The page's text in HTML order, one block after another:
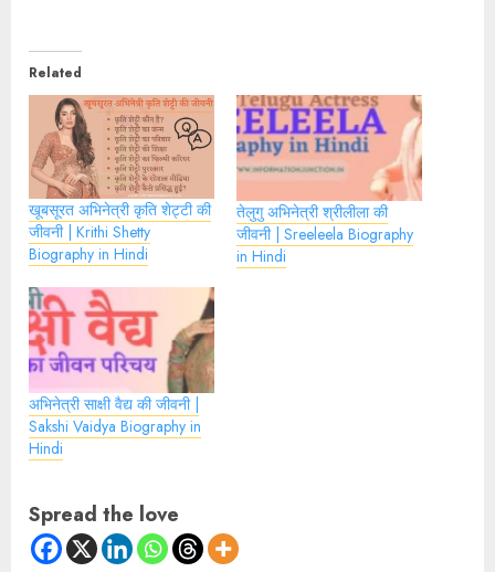
Related
खूबसूरत अभिनेत्री कृति शेट्टी की
जीवनी | Krithi Shetty
Biography in Hindi
तेलुगु अभिनेत्री श्रीलीला की
जीवनी | Sreeleela Biography
in Hindi
अभिनेत्री साक्षी वैद्य की जीवनी |
Sakshi Vaidya Biography in
Hindi
Spread the love